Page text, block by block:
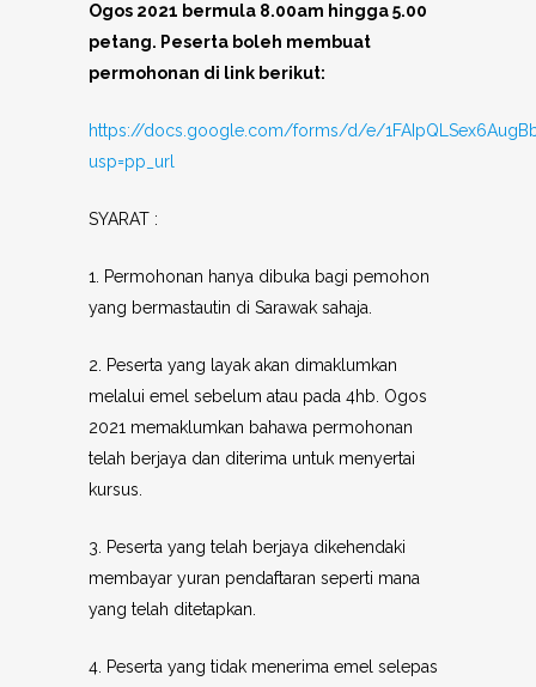
Ogos 2021 bermula 8.00am hingga 5.00
petang. Peserta boleh membuat
permohonan di link berikut:
https://docs.google.com/forms/d/e/
usp=pp_url
SYARAT :
1. Permohonan hanya dibuka bagi pemohon
yang bermastautin di Sarawak sahaja.
2. Peserta yang layak akan dimaklumkan
melalui emel sebelum atau pada 4hb. Ogos
2021 memaklumkan bahawa permohonan
telah berjaya dan diterima untuk menyertai
kursus.
3. Peserta yang telah berjaya dikehendaki
membayar yuran pendaftaran seperti mana
yang telah ditetapkan.
4. Peserta yang tidak menerima emel selepas